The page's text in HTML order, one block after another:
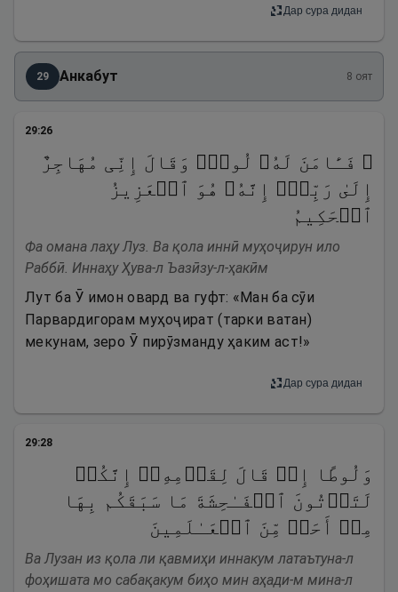
Дар сура дидан
29 Анкабут 8 оят
29:26
۞ فَـَٔامَنَ لَهُۥ لُوطࣱۘ وَقَالَ إِنِّی مُهَاجِرٌ
إِلَىٰ رَبِّیۤۖ إِنَّهُۥ هُوَ ٱلۡعَزِیزُ
ٱلۡحَكِیمُ
Фа омана лаҳу Луз. Ва қола иннӣ муҳоҷирун ило
Раббӣ. Иннаҳу Ҳува-л Ъазӣзу-л-ҳакӣм
Лут ба Ӯ имон овард ва гуфт: «Ман ба сӯи
Парвардигорам муҳоҷират (тарки ватан)
мекунам, зеро Ӯ пирӯзманду ҳаким аст!»
Дар сура дидан
29:28
وَلُوطًا إِذۡ قَالَ لِقَوۡمِهِۦۤ إِنَّكُمۡ
لَتَأۡتُونَ ٱلۡفَـٰحِشَةَ مَا سَبَقَكُم بِهَا
مِنۡ أَحَدࣲ مِّنَ ٱلۡعَـٰلَمِینَ
Ва Лузан из қола ли қавмиҳи иннакум латаътуна-л
фоҳишата мо сабақакум биҳо мин аҳади-м мина-л